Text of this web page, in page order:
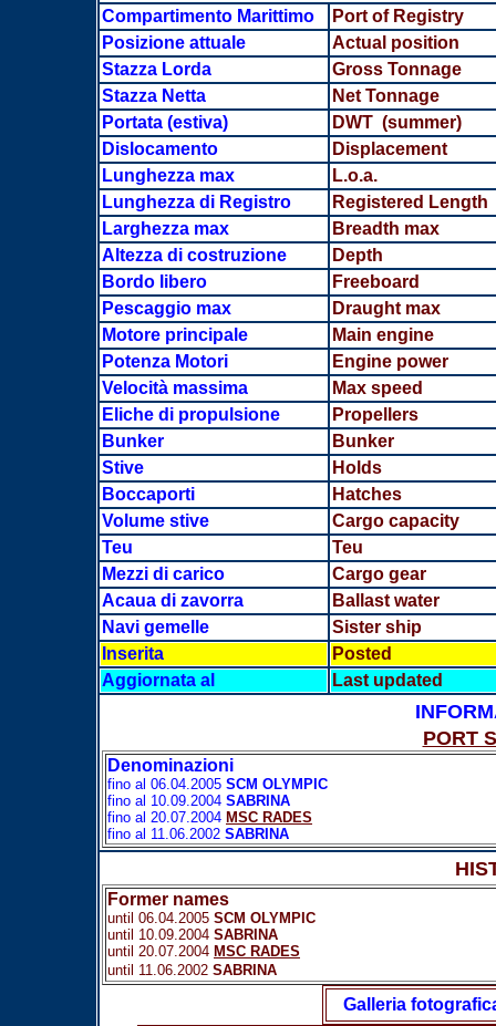
Compartimento Marittimo
Port of Registry
Posizione attuale
Actual position
Stazza Lorda
Gross Tonnage
Stazza Netta
Net Tonnage
Portata (estiva)
DWT (summer)
Dislocamento
Displacement
Lunghezza max
L.o.a.
Lunghezza di Registro
Registered Length
Larghezza max
Breadth max
Altezza di costruzione
Depth
Bordo libero
Freeboard
Pescaggio max
Draught max
Motore principale
Main engine
Potenza Motori
Engine power
Velocità massima
Max speed
Eliche di propulsione
Propellers
Bunker
Bunker
Stive
Holds
Boccaporti
Hatches
Volume stive
Cargo capacity
Teu
Teu
Mezzi di carico
Cargo gear
Acaua di zavorra
Ballast water
Navi gemelle
Sister ship
Inserita
Posted
Aggiornata al
Last updated
PORT
Denominazioni
fino al 06.04.2005 SCM OLYMPIC
fino al 10.09.2004 SABRINA
fino al 20.07.2004 MSC RADES
fino al 11.06.2002 SABRINA
Former names
until 06.04.2005 SCM OLYMPIC
until 10.09.2004 SABRINA
until 20.07.2004 MSC RADES
until 11.06.2002 SABRINA
Galleria